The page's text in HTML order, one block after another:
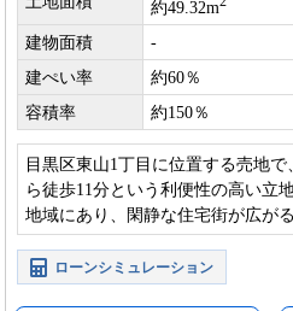
約49.32m
建物面積
-
建ぺい率
約60％
容積率
約150％
目黒区東山1丁目に位置する売地
ら徒歩11分という利便性の高い立
地域にあり、閑静な住宅街が広が
しを求める方に適しています。
ローンシミュレーション